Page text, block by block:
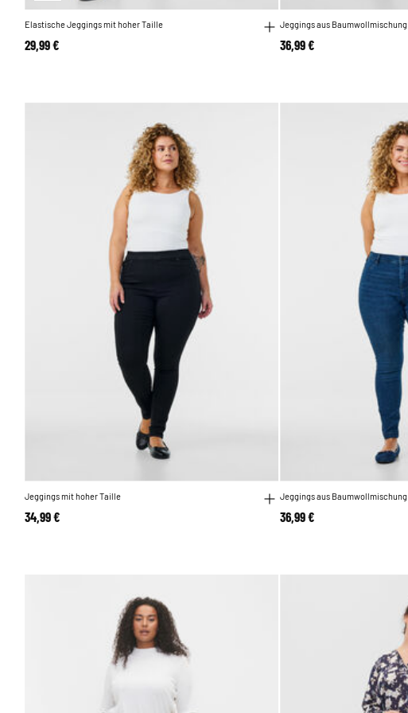
Elastische Jeggings mit hoher Taille
29,99 €
Jeggings aus Baumwollmischung
36,99 €
Jeggings mit hoher Taille
34,99 €
Jeggings aus Baumwollmischung
36,99 €